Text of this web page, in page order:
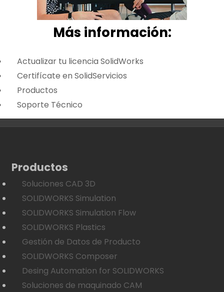
Más información:
Actualizar tu licencia SolidWorks
Certifícate en SolidServicios
Productos
Soporte Técnico
Productos
Soluciones CAD 3D
SOLIDWORKS Simulation
SOLIDWORKS Simulation Flow
SOLIDWORKS Plastics
Gestión de Datos de Producto
SOLIDWORKS Composer
Desing Automation for SOLIDWORKS
Soluciones de maquinado CAM